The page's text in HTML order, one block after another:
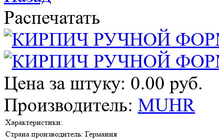
Распечатать
Цена за штуку: 0.00 руб.
Производитель: MUHR
Характеристики:
Страна производитель: Германия